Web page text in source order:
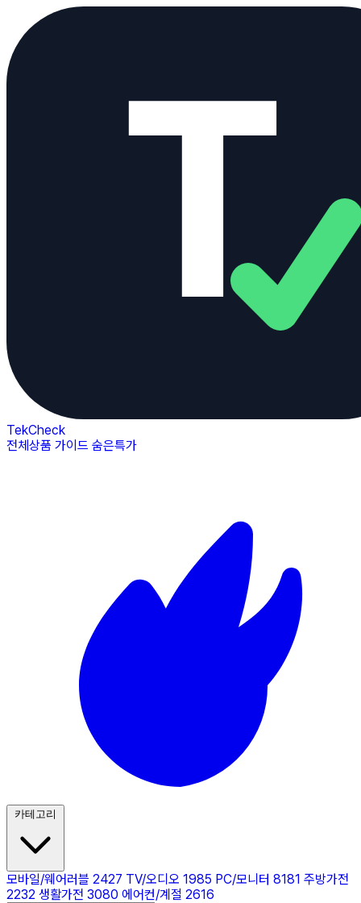
TekCheck
전체상품 가이드 숨은특가
카테고리
모바일/웨어러블 2427 TV/오디오 1985 PC/모니터 8181 주방가전
2232 생활가전 3080 에어컨/계절 2616